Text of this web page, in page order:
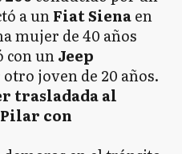
a unFiat Sienaen
mujer de 40 años
con unJeep
joven de 20 años.
trasladada al
con